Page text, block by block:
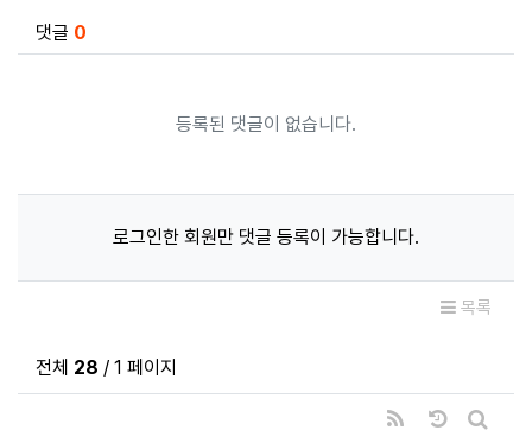
댓글 0
등록된 댓글이 없습니다.
로그인한 회원만 댓글 등록이 가능합니다.
목록
전체 28 / 1 페이지
RSS
날짜순 정렬